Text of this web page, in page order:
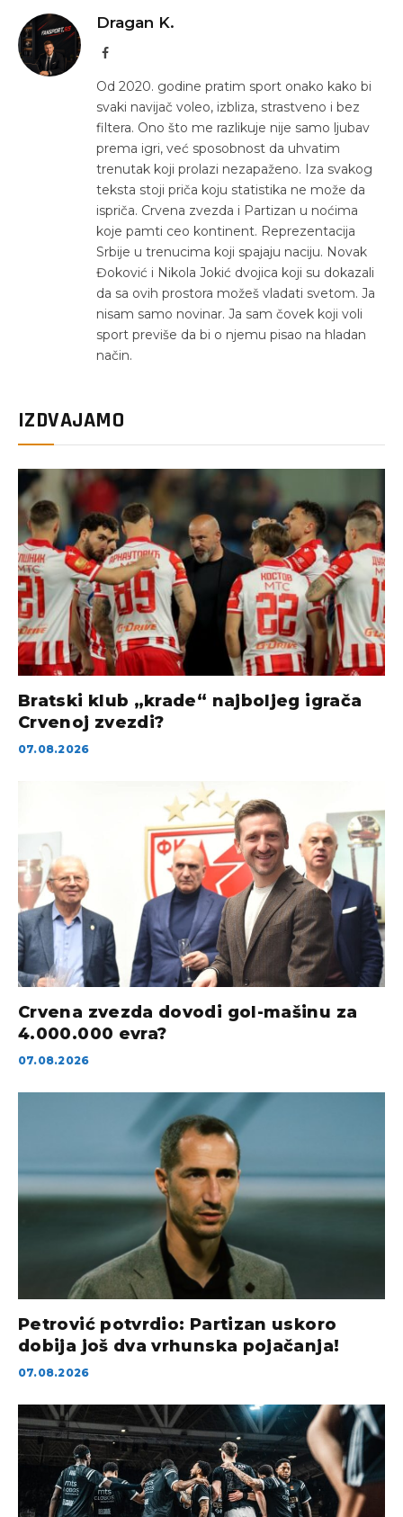
Dragan K.
Facebook
Od 2020. godine pratim sport onako kako bi
svaki navijač voleo, izbliza, strastveno i bez
filtera. Ono što me razlikuje nije samo ljubav
prema igri, već sposobnost da uhvatim
trenutak koji prolazi nezapaženo. Iza svakog
teksta stoji priča koju statistika ne može da
ispriča. Crvena zvezda i Partizan u noćima
koje pamti ceo kontinent. Reprezentacija
Srbije u trenucima koji spajaju naciju. Novak
Đoković i Nikola Jokić dvojica koji su dokazali
da sa ovih prostora možeš vladati svetom. Ja
nisam samo novinar. Ja sam čovek koji voli
sport previše da bi o njemu pisao na hladan
način.
IZDVAJAMO
Bratski klub „krade“ najboljeg igrača
Crvenoj zvezdi?
07.08.2026
Crvena zvezda dovodi gol-mašinu za
4.000.000 evra?
07.08.2026
Petrović potvrdio: Partizan uskoro
dobija još dva vrhunska pojačanja!
07.08.2026